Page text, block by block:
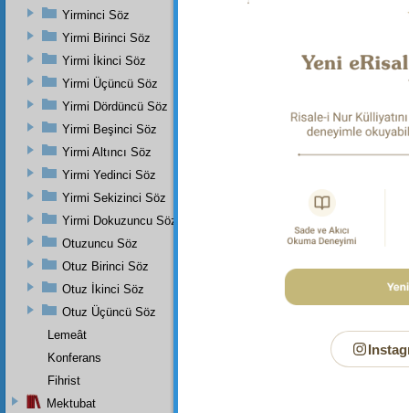
Yirminci Söz
Yirmi Birinci Söz
Yirmi İkinci Söz
Yirmi Üçüncü Söz
Yirmi Dördüncü Söz
Yirmi Beşinci Söz
Yirmi Altıncı Söz
Yirmi Yedinci Söz
Yirmi Sekizinci Söz
Yirmi Dokuzuncu Söz
Otuzuncu Söz
Otuz Birinci Söz
Otuz İkinci Söz
Otuz Üçüncü Söz
Lemeât
Konferans
Fihrist
Mektubat